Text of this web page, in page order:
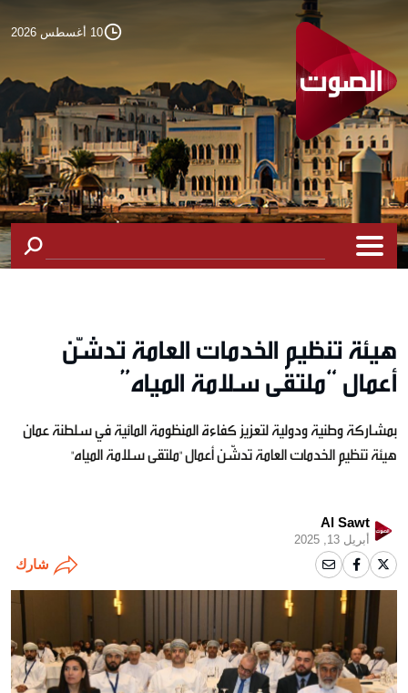
10 أغسطس 2026
هيئة تنظيم الخدمات العامة تدشّن
أعمال “ملتقى سلامة المياه”
بمشاركة وطنية ودولية لتعزيز كفاءة المنظومة المائية في سلطنة عمان
هيئة تنظيم الخدمات العامة تدشّن أعمال "ملتقى سلامة المياه"
Al Sawt
أبريل 13, 2025
شارك